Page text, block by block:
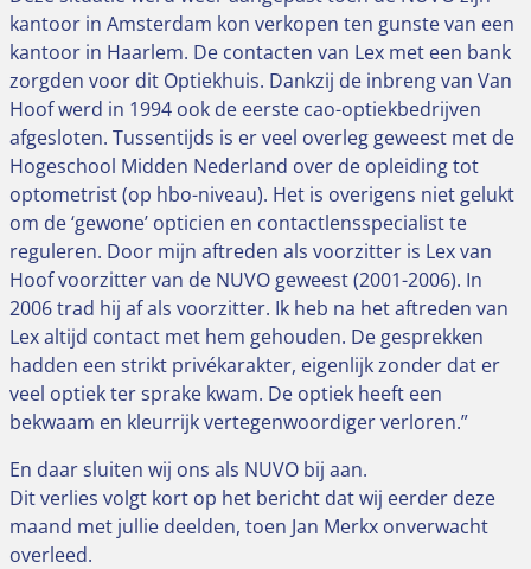
kantoor in Amsterdam kon verkopen ten gunste van een
kantoor in Haarlem. De contacten van Lex met een bank
zorgden voor dit Optiekhuis. Dankzij de inbreng van Van
Hoof werd in 1994 ook de eerste cao-optiekbedrijven
afgesloten. Tussentijds is er veel overleg geweest met de
Hogeschool Midden Nederland over de opleiding tot
optometrist (op hbo-niveau). Het is overigens niet gelukt
om de ‘gewone’ opticien en contactlensspecialist te
reguleren. Door mijn aftreden als voorzitter is Lex van
Hoof voorzitter van de NUVO geweest (2001-2006). In
2006 trad hij af als voorzitter. Ik heb na het aftreden van
Lex altijd contact met hem gehouden. De gesprekken
hadden een strikt privékarakter, eigenlijk zonder dat er
veel optiek ter sprake kwam. De optiek heeft een
bekwaam en kleurrijk vertegenwoordiger verloren.”
En daar sluiten wij ons als NUVO bij aan.
Dit verlies volgt kort op het bericht dat wij eerder deze
maand met jullie deelden, toen Jan Merkx onverwacht
overleed.